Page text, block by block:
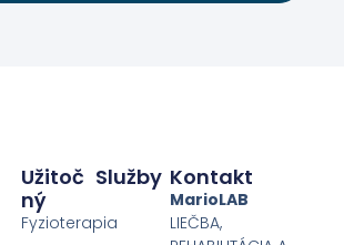
Služby
Užitoč
Ný
Fyzioterapia
Kontakt
MarioLAB
LIEČBA,